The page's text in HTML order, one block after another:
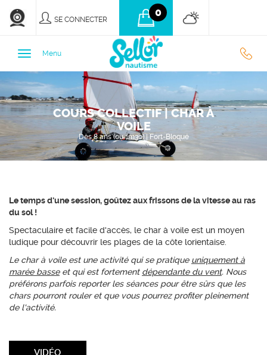
SE CONNECTER
0
Menu
COURS COLLECTIF | CHAR À
VOILE
Dès 8 ans (ou 1m30) | Fort-Bloqué
Le temps d'une session, goûtez aux frissons de la vitesse au ras
du sol !
Spectaculaire et facile d'accès, le char à voile est un moyen
ludique pour découvrir les plages de la côte lorientaise.
Le char à voile est une activité qui se pratique uniquement à
marée basseet qui est fortement dépendante du vent. Nous
préférons parfois reporter les séances pour être sûrs que les
chars pourront rouler et que vous pourrez profiter pleinement
de l'activité.